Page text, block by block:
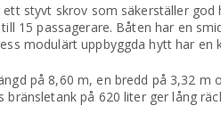
ett styvt skrov som säkerställer
15 passagerare. Båten har en
modulärt uppbyggda hytt har
på 8,60 m, en bredd på 3,32
bränsletank på 620 liter ger lång